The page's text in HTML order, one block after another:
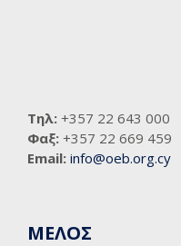
Τηλ: +357 22 643 000
Φαξ: +357 22 669 459
Email: info@oeb.org.cy
ΜΕΛΟΣ